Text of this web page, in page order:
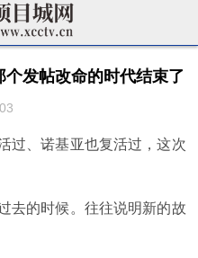
发帖改命的时代结束了
过、诺基亚也复活过，这次
去的时候。往往说明新的故